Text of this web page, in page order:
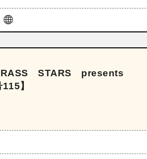
BRASS STARS presents
】